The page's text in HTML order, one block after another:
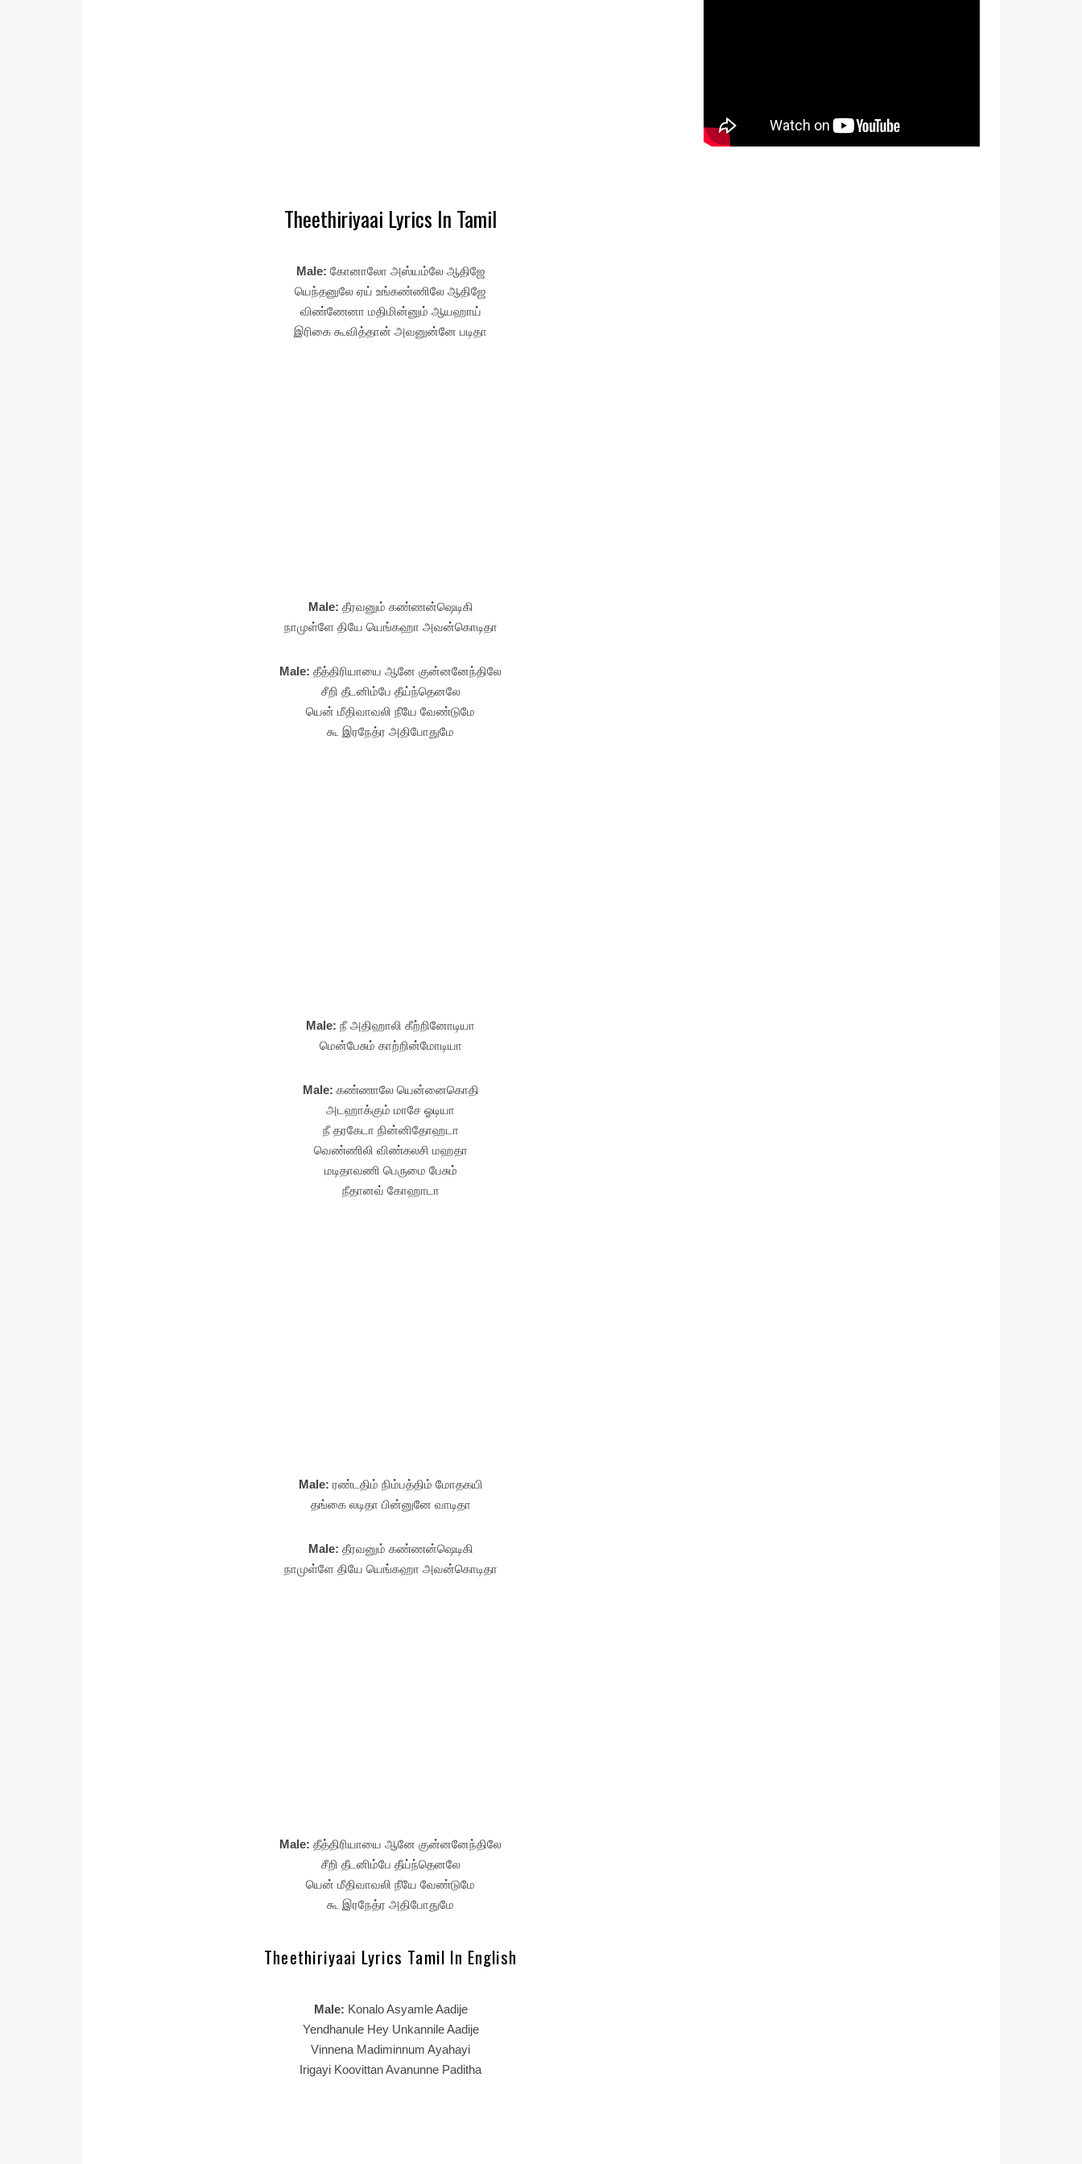
Theethiriyaai Lyrics In Tamil
Male: கோனாலோ அஸ்யம்லே ஆதிஜே
யெந்தனுலே ஏய் உங்கண்ணிலே ஆதிஜே
விண்ணேனா மதிமின்னும் ஆயஹாய்
இரிகை கூவித்தான் அவனுன்னே படிதா
Male: தீரவனும் கண்ணன்ஷெடிகி
நாமுள்ளே தியே யெங்கஹா அவன்கொடிதா
Male:தீத்திரியாயை ஆனே குன்னனேந்திலே
சீறி தீடனிம்பே தீய்ந்தெனலே
யென் மீதிவாவலி நீயே வேண்டுமே
கூ இரநேத்ர அதிபோதுமே
Male:நீ அதிஹாலி கீற்றினோடியா
மென்பேசும் காற்றின்மோடியா
Male: கண்ணாலே யென்னைகொதி
அடஹாக்கும் மாசே ஓடியா
நீ தரகேடா நின்னிதோஹடா
வெண்ணிலி விண்கலசி மஹதா
மடிதாவணி பெருமை பேசும்
நீதானவ் கோஹாடா
Male: ரண்டதிம் நிம்பத்திம் மோதகயி
தங்கை லடிதா பின்னுனே வாடிதா
Male: தீரவனும் கண்ணன்ஷெடிகி
நாமுள்ளே தியே யெங்கஹா அவன்கொடிதா
Male:தீத்திரியாயை ஆனே குன்னனேந்திலே
சீறி தீடனிம்பே தீய்ந்தெனலே
யென் மீதிவாவலி நீயே வேண்டுமே
கூ இரநேத்ர அதிபோதுமே
Theethiriyaai Lyrics Tamil In English
Male: Konalo Asyamle Aadije
Yendhanule Hey Unkannile Aadije
Vinnena Madiminnum Ayahayi
Irigayi Koovittan Avanunne Paditha